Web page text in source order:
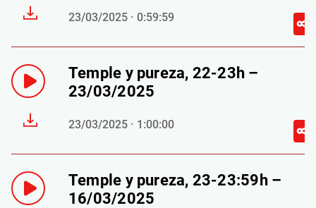
23/03/2025 · 0:59:59
Temple y pureza, 22-23h –
23/03/2025
23/03/2025 · 1:00:00
Temple y pureza, 23-23:59h –
16/03/2025